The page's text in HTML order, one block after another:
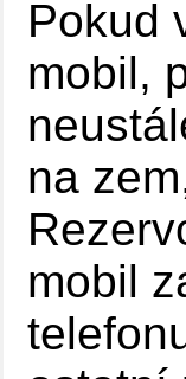
Pokud
mobil,
na
mobil